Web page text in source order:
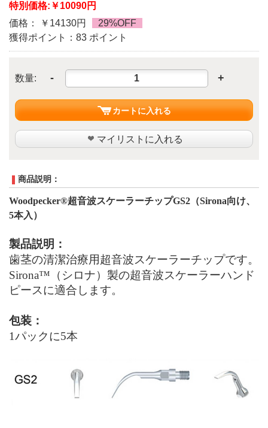
特別価格: ￥10090円
価格： ￥14130円
29%OFF
獲得ポイント：83 ポイント
数量: - +
カートに入れる
マイリストに入れる
商品説明：
Woodpecker®超音波スケーラーチップGS2 （Sirona向け、
5本入）
製品説明：
歯茎の清潔治療用超音波スケーラーチップです。
Sirona™（シロナ）製の超音波スケーラーハンド
ピースに適合します。
包装：
1パックに5本